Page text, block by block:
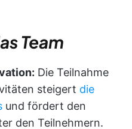
Team
Die Teilnahme
steigert die
und fördert den
den Teilnehmern.